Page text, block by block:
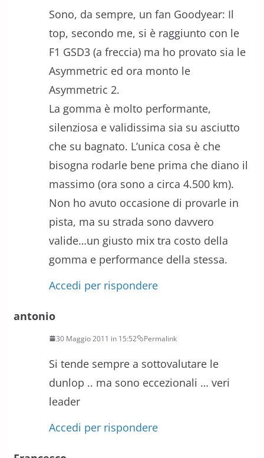
Sono, da sempre, un fan Goodyear: Il
top, secondo me, si è raggiunto con le
F1 GSD3 (a freccia) ma ho provato sia le
Asymmetric ed ora monto le
Asymmetric 2.
La gomma è molto performante,
silenziosa e validissima sia su asciutto
che su bagnato. L’unica cosa è che
bisogna rodarle bene prima che diano il
massimo (ora sono a circa 4.500 km).
Non ho avuto occasione di provarle in
pista, ma su strada sono davvero
valide…un giusto mix tra costo della
gomma e performance della stessa.
Accedi per rispondere
antonio
30 Maggio 2011 in 15:52 Permalink
Si tende sempre a sottovalutare le
dunlop .. ma sono eccezionali … veri
leader
Accedi per rispondere